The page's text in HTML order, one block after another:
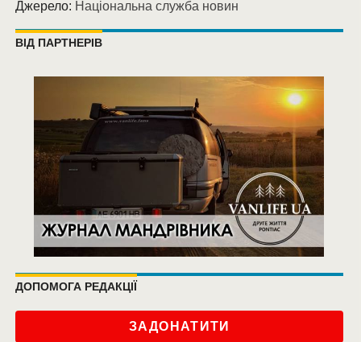
Джерело: Національна служба новин
ВІД ПАРТНЕРІВ
ДОПОМОГА РЕДАКЦІЇ
ЗАДОНАТИТИ